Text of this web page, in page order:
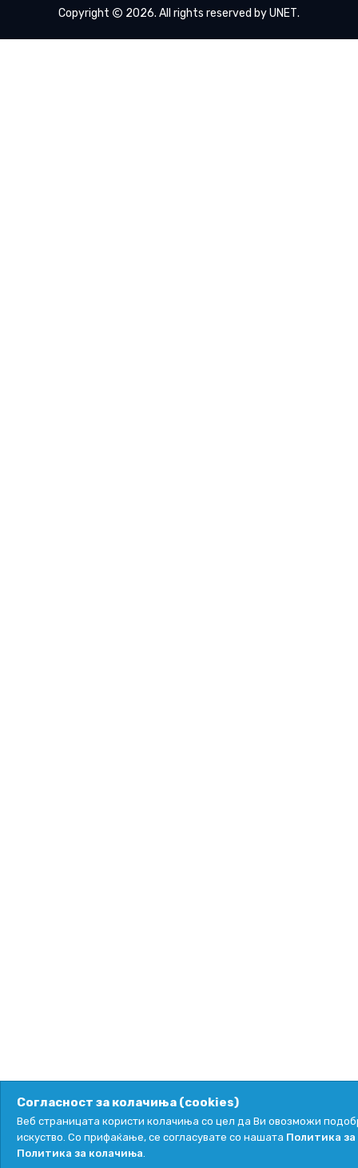
Copyright 2026. All rights reserved byUNET.
Согласност за колачиња (cookies)
Веб страницата користи колачиња со цел да Ви овозможи
искуство. Со прифаќање, се согласувате со нашата Политика
Политика за колачиња.